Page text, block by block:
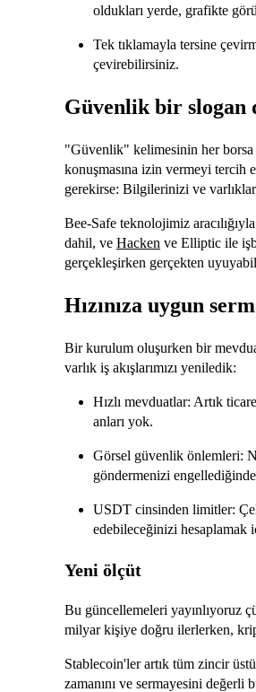
oldukları yerde, grafikte
Tek tıklamayla tersine
çevirebilirsiniz.
Güvenlik bir slogan
"Güvenlik" kelimesinin her borsa
konuşmasına izin vermeyi tercih
gerekirse: Bilgilerinizi ve
Bee-Safe teknolojimiz
dahil, ve Hacken ve Elliptic ile
gerçekleşirken gerçekten
Hızınıza uygun
Bir kurulum oluşurken bir
varlık iş akışlarımızı yeniledik:
Hızlı mevduatlar: Artık
anları yok.
Görsel güvenlik önlemleri:
göndermenizi
USDT cinsinden limitler:
edebileceğinizi hesaplamak
Yeni ölçüt
Bu güncellemeleri yayınlıyoruz
milyar kişiye doğru ilerlerken,
Stablecoin'ler artık tüm zincir
zamanını ve sermayesini